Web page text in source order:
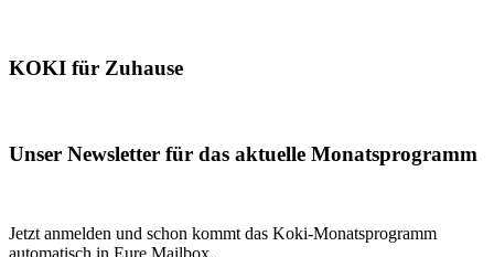
KOKI für Zuhause
Unser Newsletter für das aktuelle Monatsprogramm
Jetzt anmelden und schon kommt das Koki-Monatsprogramm